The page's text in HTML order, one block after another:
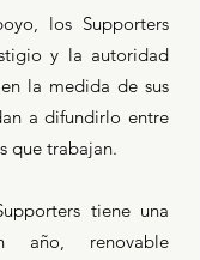
los Supporters
y la autoridad
la medida de sus
a difundirlo entre
que trabajan.
tiene una
año, renovable